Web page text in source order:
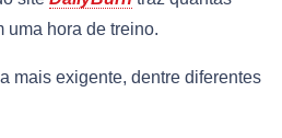
uma hora de treino.
mais exigente, dentre diferentes